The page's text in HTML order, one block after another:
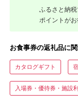
ふるさと納
ポイントが
お食事券の返礼品に
カタログギフト
入場券・優待券・施設